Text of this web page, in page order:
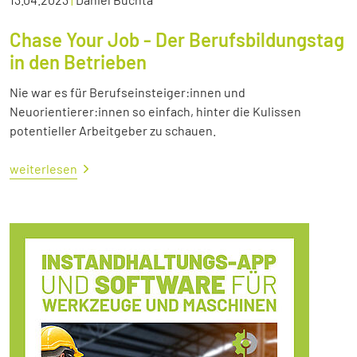
Chase Your Job - Der Berufsbildungstag
in den Betrieben
Nie war es für Berufseinsteiger:innen und
Neuorientierer:innen so einfach, hinter die Kulissen
potentieller Arbeitgeber zu schauen.
weiterlesen